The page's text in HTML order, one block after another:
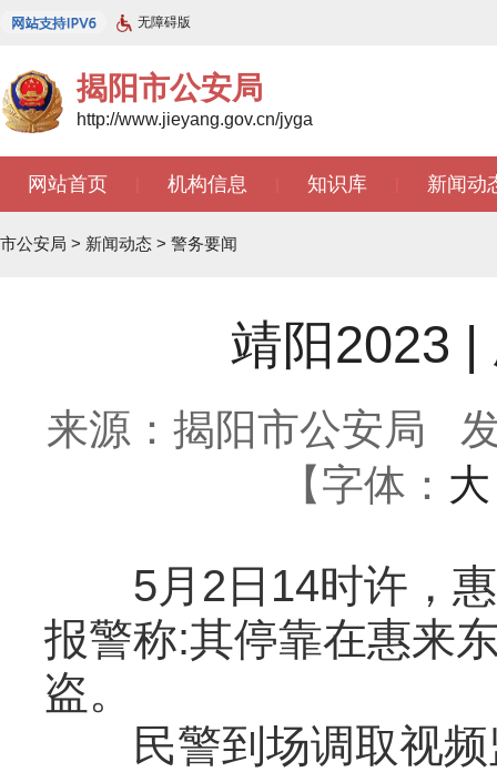
无障碍版
揭阳市公安局
http://www.jieyang.gov.cn/jyga
网站首页 机构信息 知识库 新闻动
市公安局 > 新闻动态 > 警务要闻
靖阳2023 |
来源：揭阳市公安局
【字体： 大
5月2日14时许，惠
报警称:其停靠在惠来
盗。
民警到场调取视频